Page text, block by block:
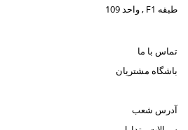
طبقه F1 , واحد 109
تماس با ما
باشگاه مشتریان
آدرس شعب